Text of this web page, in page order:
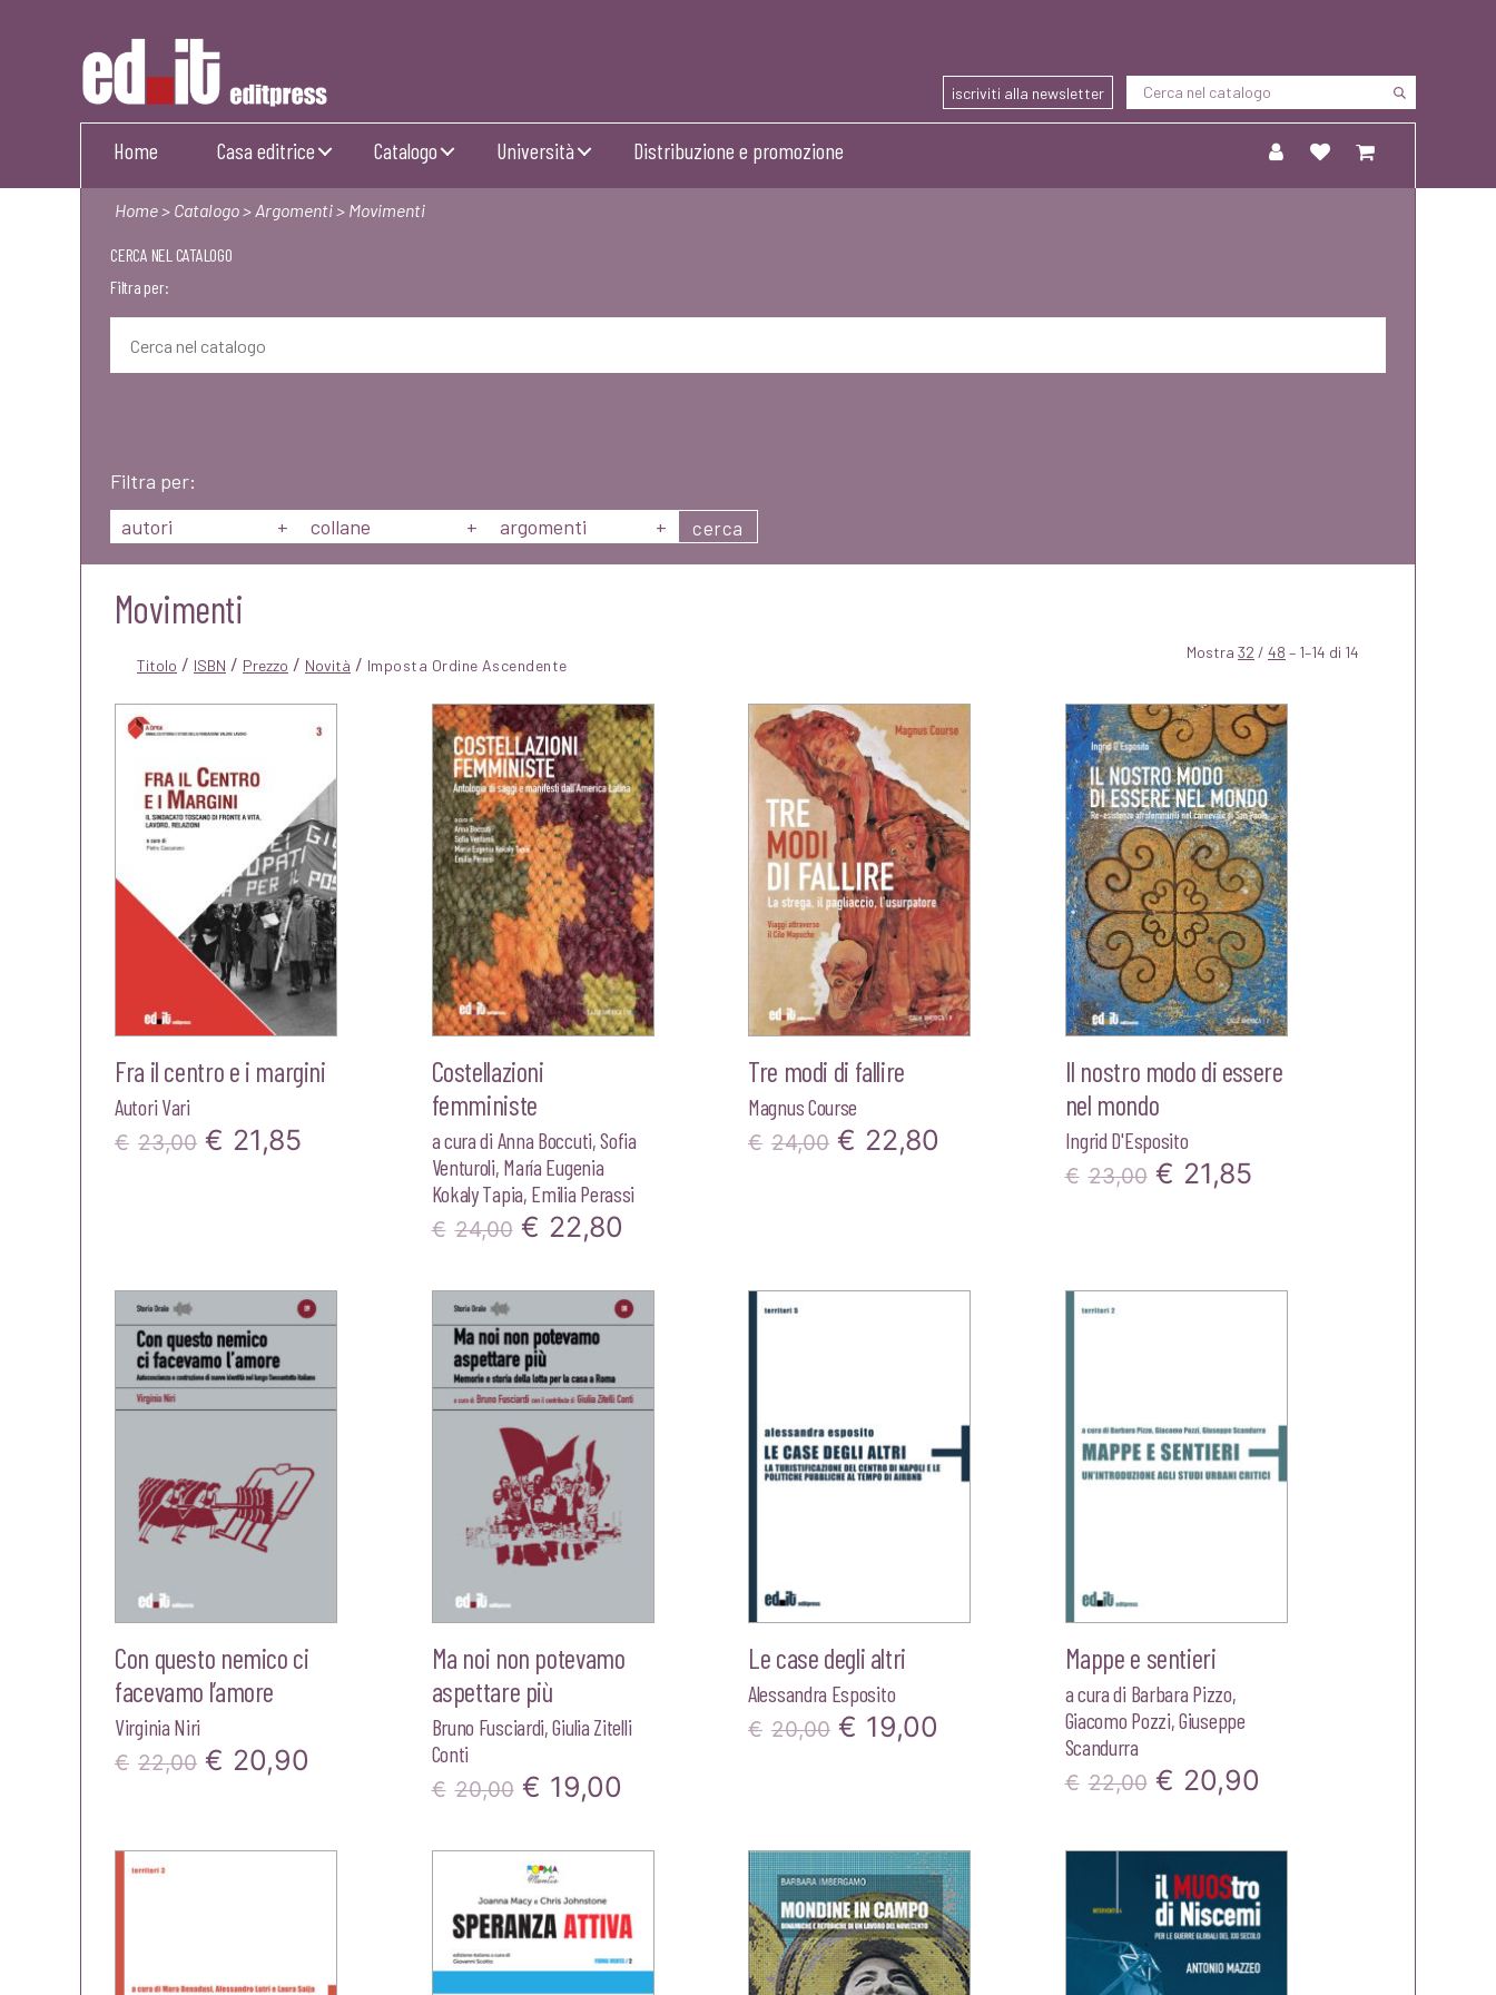
Editpress
iscriviti alla newsletter
Home Casa editrice Catalogo Università Distribuzione e promozione
Home> Catalogo> Argomenti> Movimenti
CERCA NEL CATALOGO
Filtra per:
Filtra per:
autori
+ collane + argomenti + cerca
Movimenti
Titolo / ISBN / Prezzo / Novità / Mostra 32 / 48 – 1–14 di 14
Fra il centro e i margini
Autori Vari
€ 23,00 Il
€23,00.
€ 21,85
€21,85.
Costellazioni
femministe
a cura di Anna Boccuti,Sofia
Venturoli, María Eugenia
Kokaly Tapia, Emilia Perassi
€ 24,00 Il
originale
era:
€24,00.
€ 22,80
attuale
€22,80.
Tre modi di fallire
Magnus Course
€ 24,00 Il
€ 22,80
Il nostro modo di essere
nel mondo
Ingrid D'Esposito
€ 23,00 Il
era:
€ 21,85Il
è:
Con questo nemico ci
facevamo l’amore
Virginia Niri
€ 22,00 Il
originale
€ 20,90
attuale
Ma noi non potevamo
aspettare più
Bruno Fusciardi,Giulia Zitelli
Conti
€ 20,00 Il
originale
era:
€20,00.
€ 19,00
è:
€19,00.
Le case degli altri
Alessandra Esposito
€ 20,00 Il
era:
€20,00.
€ 19,00
è:
€19,00.
Mappe e sentieri
a cura di Barbara Pizzo,
Giacomo Pozzi,Giuseppe
Scandurra
€ 22,00 Il
originale
era:
€22,00.
€ 20,90
attuale
è:
€20,90.